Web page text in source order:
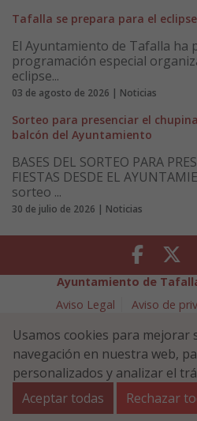
Tafalla se prepara para el
El Ayuntamiento de Tafalla ha
programación especial
eclipse...
03 de agosto de 2026 | Noticias
Sorteo para presenciar el
balcón del Ayuntamiento
BASES DEL SORTEO PARA
FIESTAS DESDE EL
sorteo ...
30 de julio de 2026 | Noticias
Facebook
Ayuntamiento de
Aviso Legal
Aviso de
Política de
Plaza Navarra 5 - 31300 Tafalla
Usamos cookies para mejorar
navegación en nuestra web,
personalizados y analizar el
Aceptar todas
Rechazar